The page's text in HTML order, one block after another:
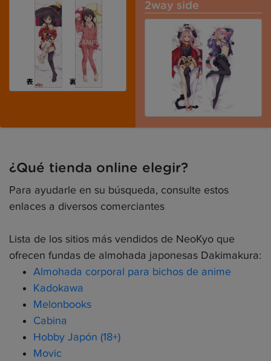
2way side
¿Qué tienda online elegir?
Para ayudarle en su búsqueda, consulte estos
enlaces a diversos comerciantes
Lista de los sitios más vendidos de NeoKyo que
ofrecen fundas de almohada japonesas Dakimakura:
Almohada corporal para bichos de anime
Kadokawa
Melonbooks
Cabina
Hobby Japón (18+)
Movic